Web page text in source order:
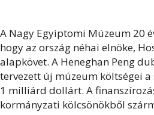
A Nagy Egyiptomi Múzeum 20
hogy az ország néhai elnöke,
alapkövet. A Heneghan Peng
tervezett új múzeum költségei
1 milliárd dollárt. A
kormányzati kölcsönökből